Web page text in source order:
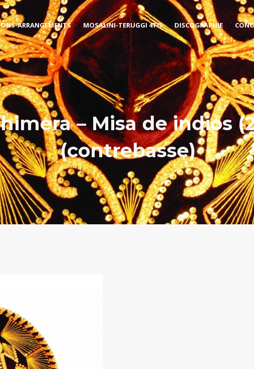
ARRANGEMENTS MOSALINI-TERUGGI 4TO DISCOGRAPHIE
– Misa de indios
(contrebasse)